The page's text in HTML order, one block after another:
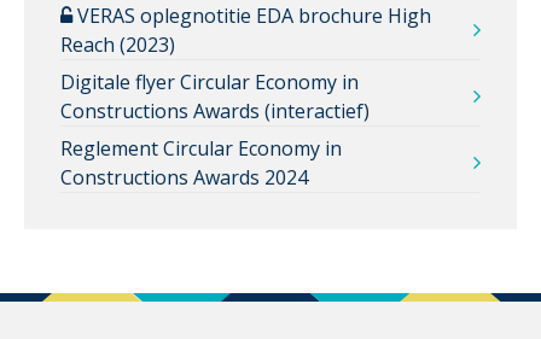
VERAS oplegnotitie EDA brochure High
Reach (2023)
Digitale flyer Circular Economy in
Constructions Awards (interactief)
Reglement Circular Economy in
Constructions Awards 2024